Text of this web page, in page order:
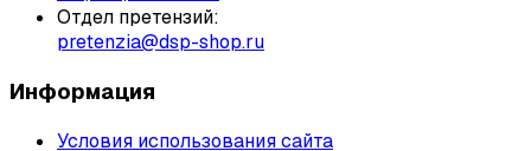
Отдел претензий:
pretenzia@dsp-shop.ru
Информация
Условия использования сайта